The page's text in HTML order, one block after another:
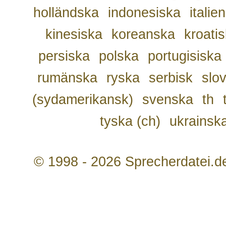
holländska
indonesiska
kinesiska
koreanska
persiska
polska
portugisiska
rumänska
ryska serbisk
(sydamerikansk)
svenska th
tyska (ch)
© 1998 - 2026